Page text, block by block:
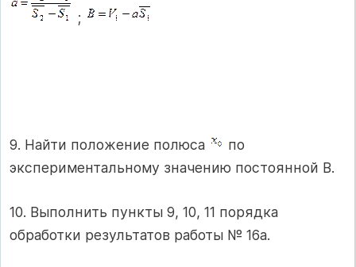
;
9. Найти положение полюса
по
экспериментальному значению постоянной B.
10. Выполнить пункты 9, 10, 11 порядка
обработки результатов работы № 16а.